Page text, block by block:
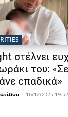
στέλνει
του:
οπαδικά»
- 16/12/2025 19:52